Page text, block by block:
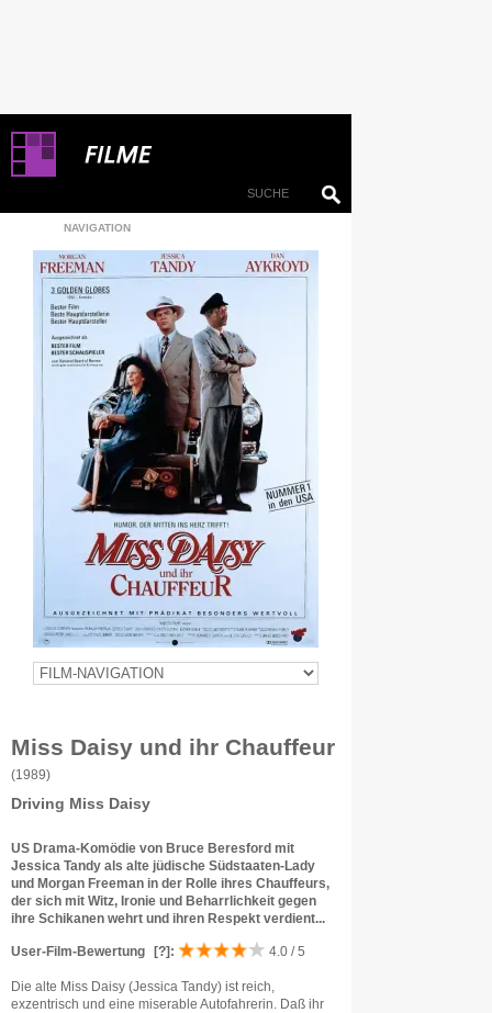
NAVIGATION
Miss Daisy und ihr Chauffeur
(1989)
Driving Miss Daisy
US Drama-Komödie von Bruce Beresford mit
Jessica Tandy als alte jüdische Südstaaten-Lady
und Morgan Freeman in der Rolle ihres Chauffeurs,
der sich mit Witz, Ironie und Beharrlichkeit gegen
ihre Schikanen wehrt und ihren Respekt verdient...
User-Film-Bewertung [?] : 4.0 / 5
Die alte Miss Daisy (Jessica Tandy) ist reich,
exzentrisch und eine miserable Autofahrerin. Daß ihr